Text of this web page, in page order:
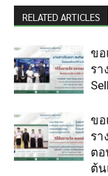
RELATED ARTICLES
ขอ
รา
ขอ
รา
ตอ
ต้